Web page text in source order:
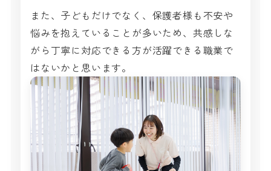
また、子どもだけでなく、保護者様も不安や
悩みを抱えていることが多いため、共感しな
がら丁寧に対応できる方が活躍できる職業で
はないかと思います。